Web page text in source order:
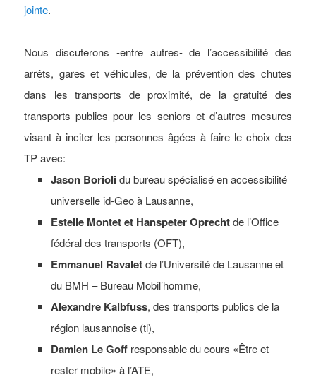
jointe.
Nous discuterons -entre autres- de l’accessibilité des
arrêts, gares et véhicules, de la prévention des chutes
dans les transports de proximité, de la gratuité des
transports publics pour les seniors et d’autres mesures
visant à inciter les personnes âgées à faire le choix des
TP avec:
Jason Boriolidu bureau spécialisé en accessibilité
universelle id-Geo à Lausanne,
Estelle Montet et Hanspeter Oprechtde l’Office
fédéral des transports (OFT),
Emmanuel Ravaletde l’Université de Lausanne et
du BMH – Bureau Mobil’homme,
Alexandre Kalbfuss, des transports publics de la
région lausannoise (tl),
Damien Le Goff responsable du cours «Être et
rester mobile» à l’ATE,